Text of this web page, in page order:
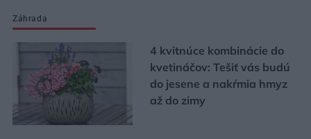
Záhrada
4 kvitnúce kombinácie do
kvetináčov: Tešiť vás budú
do jesene a nakŕmia hmyz
až do zimy